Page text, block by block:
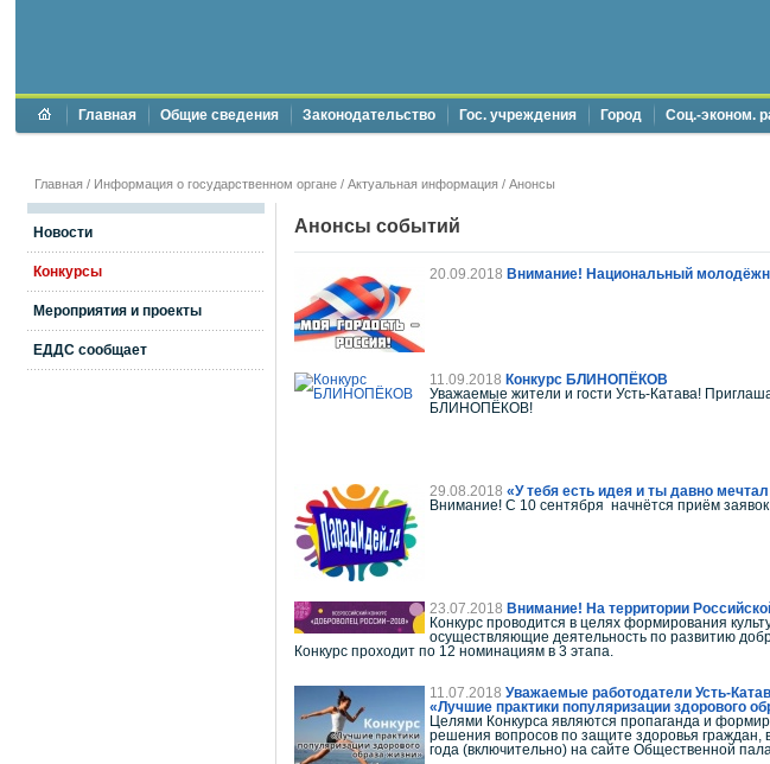
Главная Общие сведения Законодательство Гос. учреждения Город Соц.-эконом.
Главная / Информация о государственном органе / Актуальная информация / Анонсы
Новости
Конкурсы
Мероприятия и проекты
ЕДДС сообщает
Анонсы событий
20.09.2018 Внимание! Национальный
11.09.2018 Конкурс БЛИНОПЁКОВ
Уважаемые жители и гости Усть-Катава!
БЛИНОПЁКОВ!
29.08.2018 «У тебя есть идея и ты давно
Внимание! С 10 сентября начнётся приём
23.07.2018 Внимание! На территории
Конкурс проводится в целях формирования
осуществляющие деятельность по развитию
Конкурс проходит по 12 номинациям в 3 этапа.
11.07.2018 Уважаемые работодатели Усть-
«Лучшие практики популяризации здорового
Целями Конкурса являются пропаганда и
решения вопросов по защите здоровья граждан,
года (включительно) на сайте Общественной